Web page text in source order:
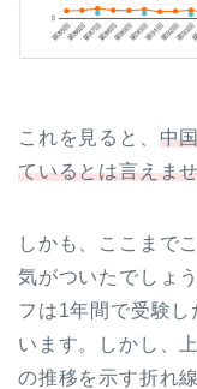
これを見ると、 中
ているとは言えま
しかも、ここまで
気がついたでしょ
フは1年間で受験
います。しかし、
の推移を示す折れ